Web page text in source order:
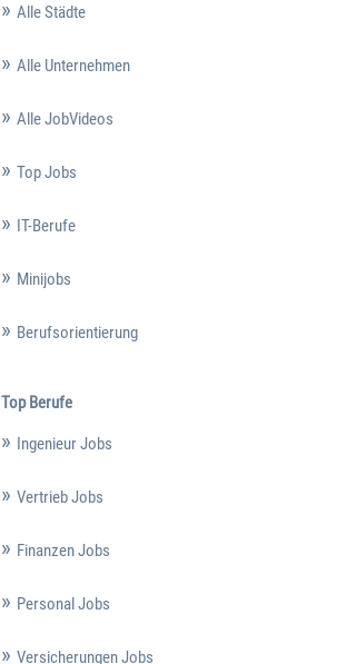
Alle Städte
Alle Unternehmen
Alle JobVideos
Top Jobs
IT-Berufe
Minijobs
Berufsorientierung
Top Berufe
Ingenieur Jobs
Vertrieb Jobs
Finanzen Jobs
Personal Jobs
Versicherungen Jobs